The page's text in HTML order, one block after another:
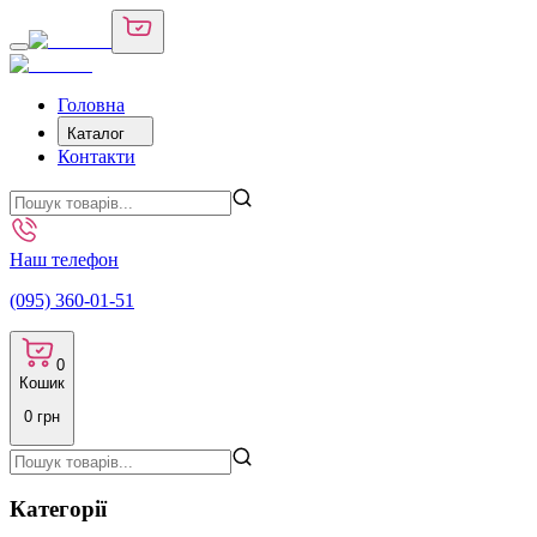
Головна
Каталог
Контакти
Наш телефон
(095) 360-01-51
0
Кошик
0 грн
Категорії